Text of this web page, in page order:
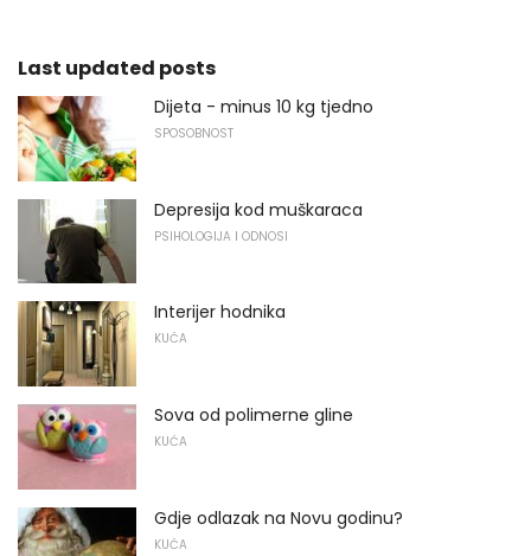
Last updated posts
Dijeta - minus 10 kg tjedno
SPOSOBNOST
Depresija kod muškaraca
PSIHOLOGIJA I ODNOSI
Interijer hodnika
KUĆA
Sova od polimerne gline
KUĆA
Gdje odlazak na Novu godinu?
KUĆA